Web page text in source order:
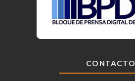
CONTACTO